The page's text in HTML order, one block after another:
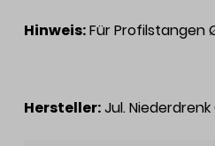
Hinweis:Für Profilstangen
Hersteller:Jul.